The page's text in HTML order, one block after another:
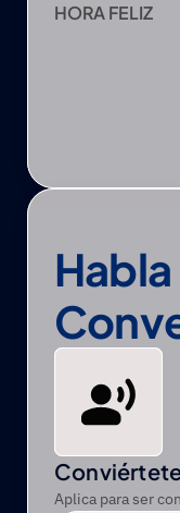
HORA FELIZ
Habla
Aplica para ser